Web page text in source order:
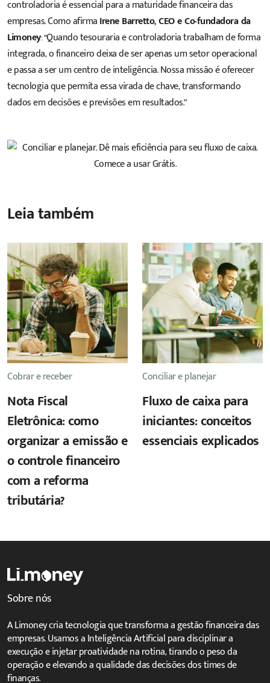
controladoria é essencial para a maturidade financeira das
empresas. Como afirmaIrene Barretto, CEO e Co-fundadora da
Limoney: “Quando tesouraria e controladoria trabalham de forma
integrada, o financeiro deixa de ser apenas um setor operacional
e passa a ser um centro de inteligência. Nossa missão é oferecer
tecnologia que permita essa virada de chave, transformando
dados em decisões e previsões em resultados.”
Leia também
Cobrar e receber
Nota Fiscal
Eletrônica: como
organizar a emissão e
o controle financeiro
com a reforma
tributária?
Conciliar e planejar
Fluxo de caixa para
iniciantes: conceitos
essenciais explicados
Sobre nós
A Limoney cria tecnologia que transforma a gestão financeira das
empresas. Usamos a Inteligência Artificial para disciplinar a
execução e injetar proatividade na rotina, tirando o peso da
operação e elevando a qualidade das decisões dos times de
finanças.